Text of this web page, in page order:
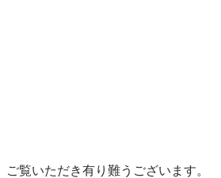
ご覧いただき有り難うございます。